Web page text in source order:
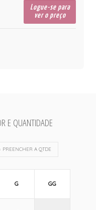
Logue-se para
ver o preço
E QUANTIDADE
PREENCHER A QTDE
G GG